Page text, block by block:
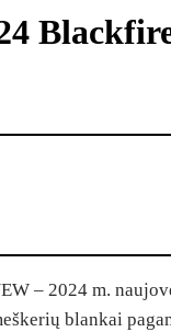
– 2024 m.
blankai